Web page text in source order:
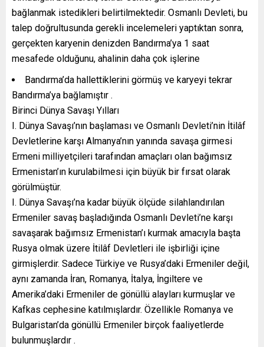
bağlanmak istedikleri belirtilmektedir. Osmanlı Devleti, bu
talep doğrultusunda gerekli incelemeleri yaptıktan sonra,
gerçekten karyenin denizden Bandırma’ya 1 saat
mesafede olduğunu, ahalinin daha çok işlerine
Bandırma’da hallettiklerini görmüş ve karyeyi tekrar
Bandırma’ya bağlamıştır .
Birinci Dünya Savaşı Yılları
I. Dünya Savaşı’nın başlaması ve Osmanlı Devleti’nin İtilâf
Devletlerine karşı Almanya’nın yanında savaşa girmesi
Ermeni milliyetçileri tarafından amaçları olan bağımsız
Ermenistan’ın kurulabilmesi için büyük bir fırsat olarak
görülmüştür.
I. Dünya Savaşı’na kadar büyük ölçüde silahlandırılan
Ermeniler savaş başladığında Osmanlı Devleti’ne karşı
savaşarak bağımsız Ermenistan’ı kurmak amacıyla başta
Rusya olmak üzere İtilâf Devletleri ile işbirliği içine
girmişlerdir. Sadece Türkiye ve Rusya’daki Ermeniler değil,
aynı zamanda İran, Romanya, İtalya, İngiltere ve
Amerika’daki Ermeniler de gönüllü alayları kurmuşlar ve
Kafkas cephesine katılmışlardır. Özellikle Romanya ve
Bulgaristan’da gönüllü Ermeniler birçok faaliyetlerde
bulunmuşlardır .